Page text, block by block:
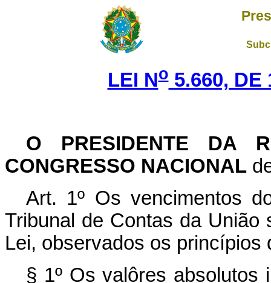
LEI No5.660, DE
O PRESIDENTE DA
CONGRESSO NACIONAL
Art. 1º Os vencimentos
Tribunal de Contas da
Lei, observados os princípios
§ 1º Os valôres absolutos